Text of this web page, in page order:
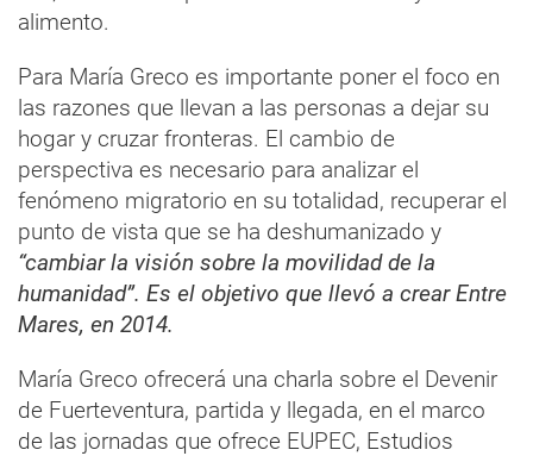
alimento.
Para María Greco es importante poner el foco en
las razones que llevan a las personas a dejar su
hogar y cruzar fronteras. El cambio de
perspectiva es necesario para analizar el
fenómeno migratorio en su totalidad, recuperar el
punto de vista que se ha deshumanizado y
“cambiar la visión sobre la movilidad de la
humanidad”. Es el objetivo que llevó a crear Entre
Mares, en 2014.
María Greco ofrecerá una charla sobre el Devenir
de Fuerteventura, partida y llegada, en el marco
de las jornadas que ofrece EUPEC, Estudios